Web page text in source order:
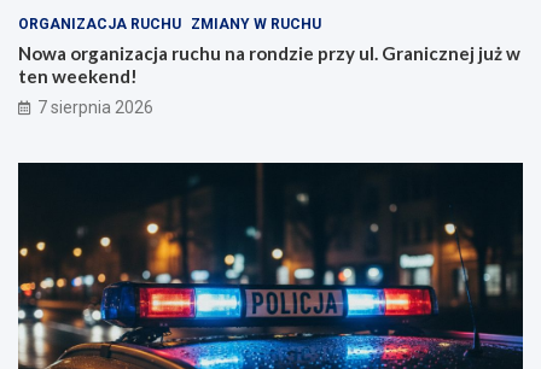
ORGANIZACJA RUCHU ZMIANY W RUCHU
Nowa organizacja ruchu na rondzie przy ul. Granicznej już w
ten weekend!
7 sierpnia 2026